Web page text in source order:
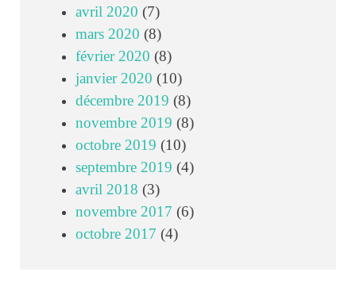
avril 2020 (7)
mars 2020 (8)
février 2020 (8)
janvier 2020 (10)
décembre 2019 (8)
novembre 2019 (8)
octobre 2019 (10)
septembre 2019 (4)
avril 2018 (3)
novembre 2017 (6)
octobre 2017 (4)